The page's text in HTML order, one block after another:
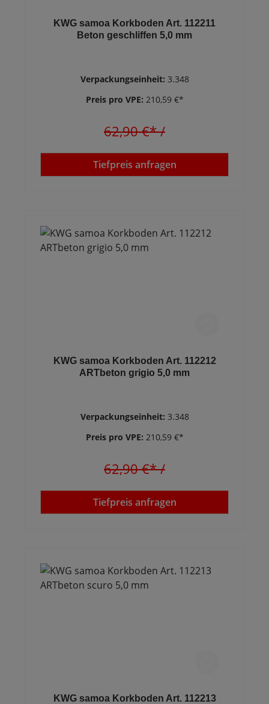
KWG samoa Korkboden Art. 112211
Beton geschliffen 5,0 mm
Verpackungseinheit: 3.348
Preis pro VPE: 210,59 €*
62,90 €*/
Tiefpreis anfragen
KWG samoa Korkboden Art. 112212
ARTbeton grigio 5,0 mm
Verpackungseinheit: 3.348
Preis pro VPE: 210,59 €*
62,90 €*/
Tiefpreis anfragen
KWG samoa Korkboden Art. 112213